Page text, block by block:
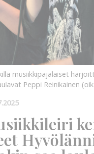
musiikkipajalaiset
Peppi Reinikainen